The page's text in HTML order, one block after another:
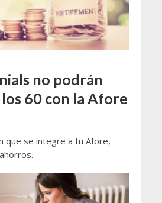
no podrán
60 con la Afore
que se integre a tu Afore,